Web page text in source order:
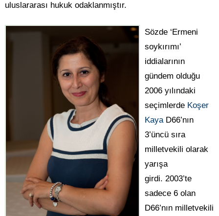
uluslararası hukuk odaklanmıştır.
Sözde ‘Ermeni
soykırımı’
iddialarının
gündem olduğu
2006 yılındaki
seçimlerde Koşer
KayaD66’nın
3’üncü sıra
milletvekili olarak
yarışa
girdi. 2003’te
sadece 6 olan
D66’nın milletvekili